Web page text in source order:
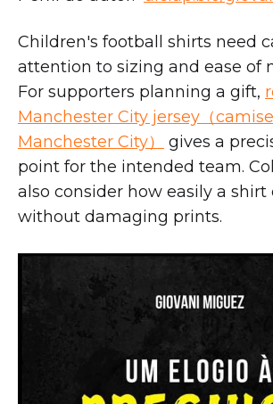
Children's football shirts need
attention to sizing and ease of
For supporters planning a gift,
Manchester City jersey（
Manchester City）
gives a
point for the intended team.
also consider how easily a shirt
without damaging prints.